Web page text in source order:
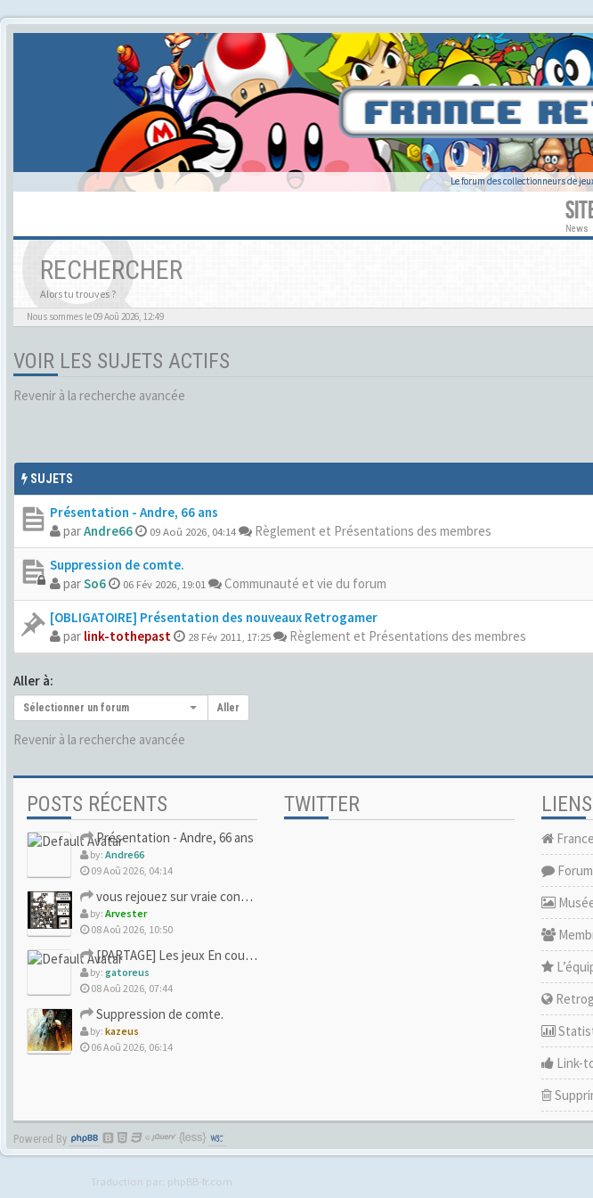
Le forum des collectionneurs de
News
RECHERCHER
Alors tu trouves ?
Nous sommes le 09 Aoû 2026, 12:49
VOIR LES SUJETS ACTIFS
Revenir à la recherche avancée
SUJETS
Présentation - Andre, 66 ans
parAndre66 09 Aoû 2026, 04:14 Règlement et Présentations des membres
Suppression de comte.
parSo6 06 Fév 2026, 19:01 Communauté et vie du forum
[OBLIGATOIRE] Présentation des nouveaux Retrogamer
par link-tothepast 28 Fév 2011, 17:25 Règlement et Présentations des membres
Aller à:
Sélectionner un forum Aller
Revenir à la recherche avancée
POSTS RÉCENTS
Présentation - Andre, 66 ans
by: Andre66
09 Aoû 2026, 04:14
vous rejouez sur vraie console ou vous avez lâché pour l'ému
by: Arvester
08 Aoû 2026, 10:50
[PARTAGE] Les jeux En cours/Terminés
by: gatoreus
08 Aoû 2026, 07:44
Suppression de comte.
by: kazeus
06 Aoû 2026, 06:14
TWITTER LIENS
Link-
Powered By
Traduction par: phpBB-fr.com